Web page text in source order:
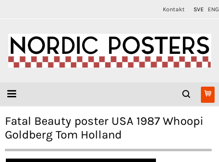
Kontakt SVE ENG
Fatal Beauty poster USA 1987 Whoopi
Goldberg Tom Holland